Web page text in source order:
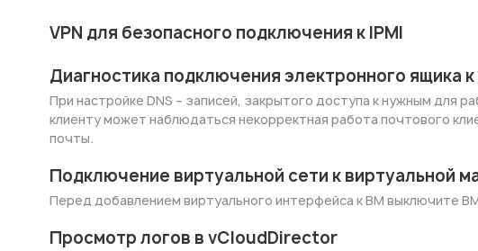
VPN для безопасного подключения к IPMI
Диагностика подключения электронного ящика
При настройке DNS – записей, закрытого доступа к нужным для
клиенту может наблюдаться некорректная работа почтового
почты.
Подключение виртуальной сети к виртуальной
Перед добавлением виртуального интерфейса к ВМ выключите
Просмотр логов в vCloudDirector